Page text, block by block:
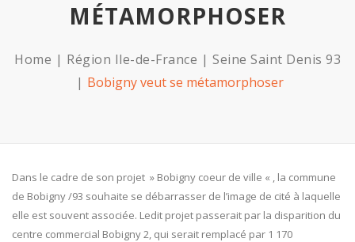
MÉTAMORPHOSER
Home Région Ile-de-France
Seine Saint Denis 93
Bobigny veut se métamorphoser
Dans le cadre de son projet » Bobigny coeur de ville « , la commune
de Bobigny /93 souhaite se débarrasser de l’image de cité à laquelle
elle est souvent associée. Ledit projet passerait par la disparition du
centre commercial Bobigny 2, qui serait remplacé par 1 170